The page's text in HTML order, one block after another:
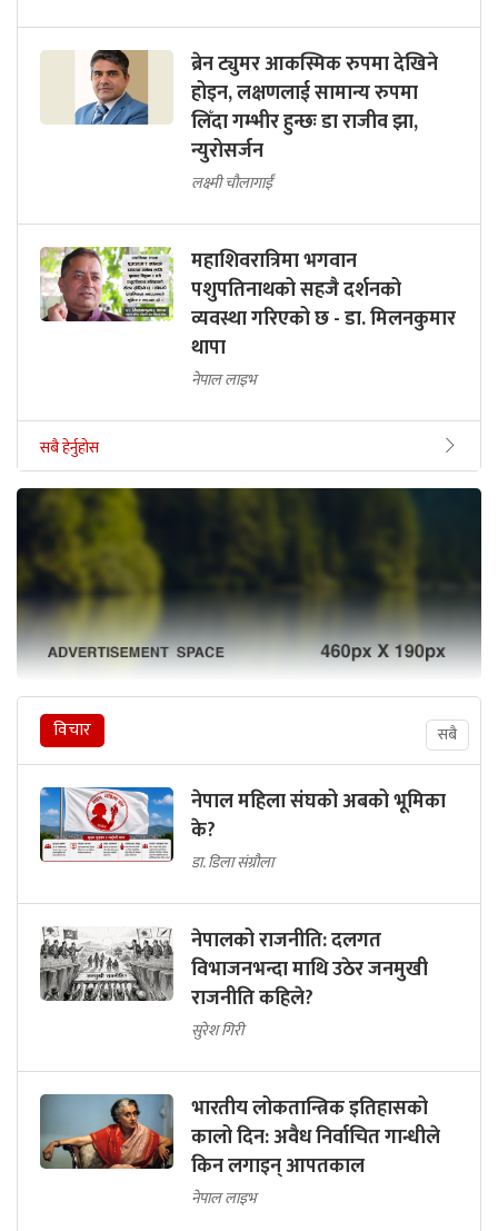
ब्रेन ट्युमर आकस्मिक रुपमा देखिने
होइन, लक्षणलाई सामान्य रुपमा
लिँदा गम्भीर हुन्छः डा राजीव झा,
न्युरोसर्जन
लक्ष्मी चौलागाईं
महाशिवरात्रिमा भगवान
पशुपतिनाथको सहजै दर्शनको
व्यवस्था गरिएको छ - डा. मिलनकुमार
थापा
नेपाल लाइभ
सबै हेर्नुहोस
विचार सबै
नेपाल महिला संघको अबको भूमिका
के?
डा. डिला संग्रौला
नेपालको राजनीति: दलगत
विभाजनभन्दा माथि उठेर जनमुखी
राजनीति कहिले?
सुरेश गिरी
भारतीय लोकतान्त्रिक इतिहासको
कालो दिन: अवैध निर्वाचित गान्धीले
किन लगाइन् आपतकाल
नेपाल लाइभ